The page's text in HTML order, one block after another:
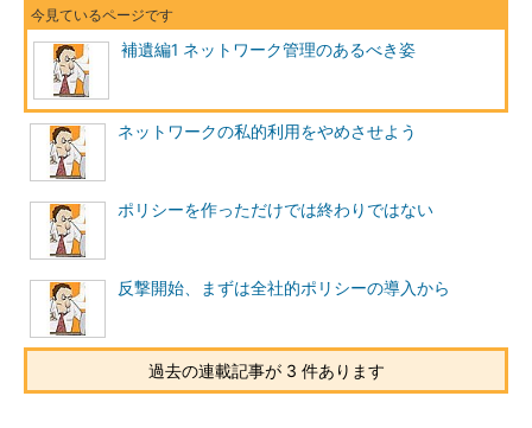
同等に対応内容を把握してい
る。
ドキュメントがあり、担当者
が複数人いる。
度に関して正式に経営層から
パッチを当てる場合の作業手順が決まっていない
中村君は腹を決めてコンピュータ1
台1台のOS種別やコンピュータ名、設
補遺編1 ネットワーク管理のあるべき姿
ネットワークの私的利用をやめさせよう
ポリシーを作っただけでは終わりではない
反撃開始、まずは全社的ポリシーの導入から
過去の連載記事が 3 件あります